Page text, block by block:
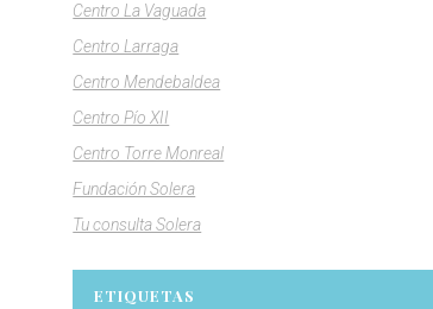
Centro La Vaguada
Centro Larraga
Centro Mendebaldea
Centro Pío XII
Centro Torre Monreal
Fundación Solera
Tu consulta Solera
ETIQUETAS